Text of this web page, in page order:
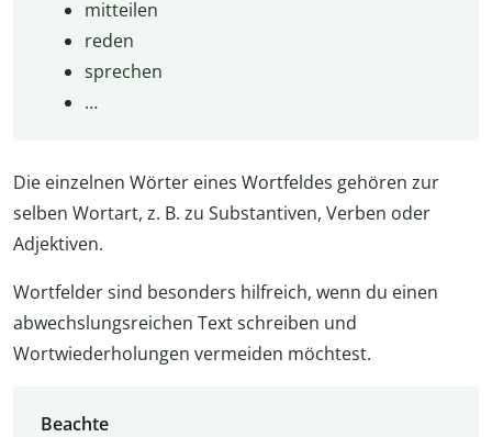
mitteilen
reden
sprechen
…
Die einzelnen Wörter eines Wortfeldes gehören zur
selben Wortart, z. B. zu Substantiven, Verben oder
Adjektiven.
Wortfelder sind besonders hilfreich, wenn du einen
abwechslungsreichen Text schreiben und
Wortwiederholungen vermeiden möchtest.
Beachte